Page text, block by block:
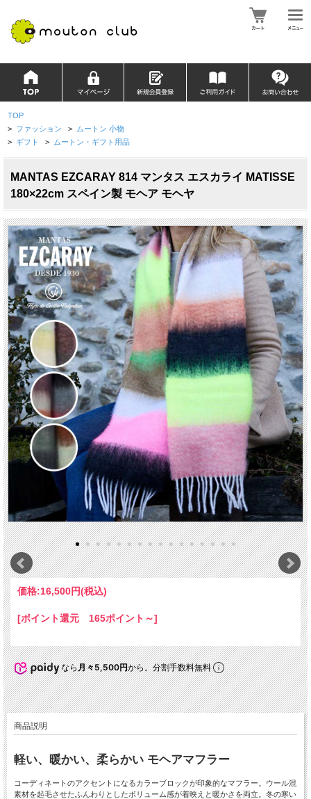
TOP
> ファッション > ムートン 小物
> ギフト > ムートン・ギフト用品
MANTAS EZCARAY 814 マンタス エスカライ MATISSE
180×22cm スペイン製 モヘア モヘヤ
価格:16,500円(税込)
[ポイント還元 165ポイント～]
なら月々5,500円から。分割手数料無料
商品説明
軽い、暖かい、柔らかい モヘアマフラー
コーディネートのアクセントになるカラーブロックが印象的なマフラー。ウール混
素材を起毛させたふんわりとしたボリューム感が着映えと暖かさを両立。冬の寒い